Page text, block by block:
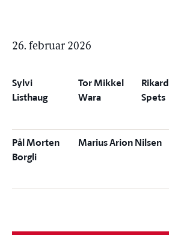
26. februar 2026
Sylvi
Listhaug
Tor Mikkel
Wara
Rikard
Spets
Pål Morten
Borgli
Marius Arion Nilsen